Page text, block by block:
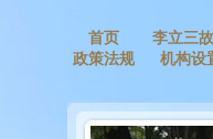
首页
李立三
政策法规
机构设